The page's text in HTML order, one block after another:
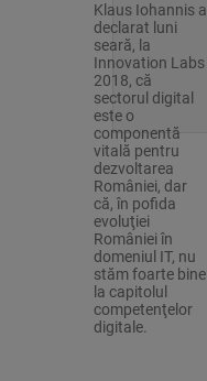
Klaus Iohannis a
declarat luni
seară, la
Innovation Labs
2018, că
sectorul digital
este o
componentă
vitală pentru
dezvoltarea
României, dar
că, în pofida
evoluţiei
României în
domeniul IT, nu
stăm foarte bine
la capitolul
competenţelor
digitale.